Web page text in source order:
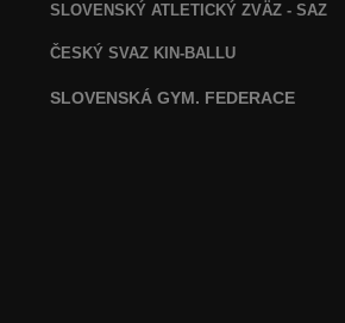
SLOVENSKÝ ATLETICKÝ ZVÄZ - SAZ
ČESKÝ SVAZ KIN-BALLU
SLOVENSKÁ GYM. FEDERACE